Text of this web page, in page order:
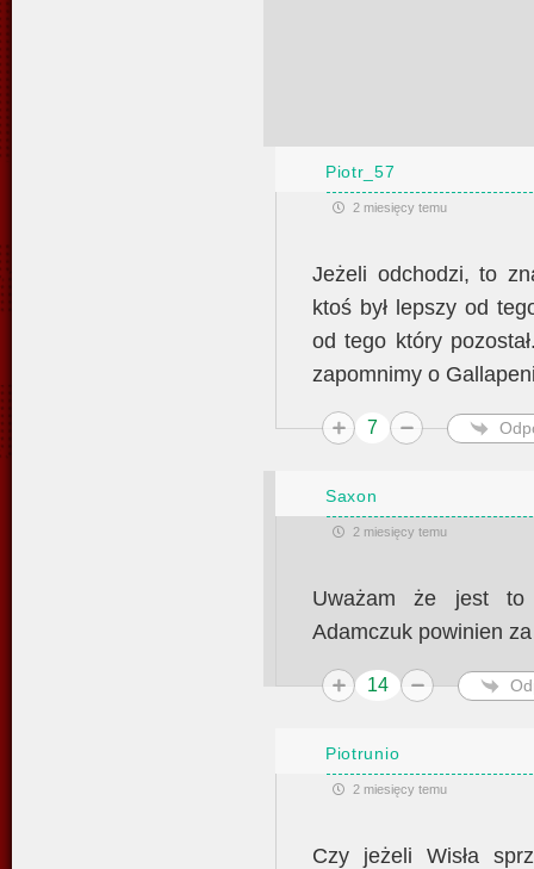
Piotr_57
2 miesięcy temu
Jeżeli odchodzi, to
ktoś był lepszy od
od tego który
zapomnimy o
7
Saxon
2 miesięcy temu
Uważam że jest to
Adamczuk powinien
14
Piotrunio
2 miesięcy temu
Czy jeżeli Wisła